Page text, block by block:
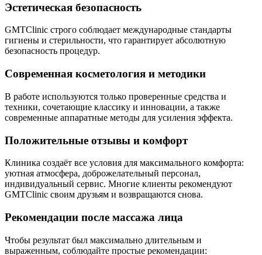
Эстетическая безопасность
GMTClinic строго соблюдает международные стандарты
гигиены и стерильности, что гарантирует абсолютную
безопасность процедур.
Современная косметология и методики
В работе используются только проверенные средства и
техники, сочетающие классику и инновации, а также
современные аппаратные методы для усиления эффекта.
Положительные отзывы и комфорт
Клиника создаёт все условия для максимального комфорта:
уютная атмосфера, доброжелательный персонал,
индивидуальный сервис. Многие клиенты рекомендуют
GMTClinic своим друзьям и возвращаются снова.
Рекомендации после массажа лица
Чтобы результат был максимально длительным и
выраженным, соблюдайте простые рекомендации: